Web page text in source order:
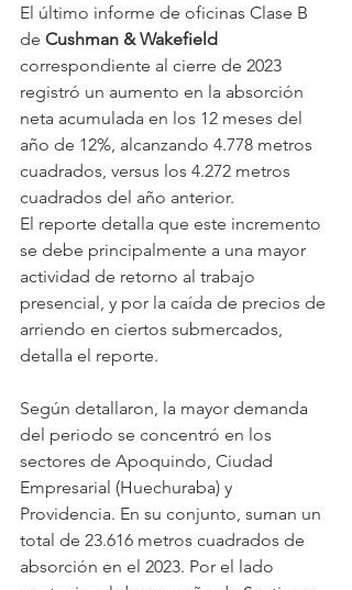
El último informe de oficinas Clase B
de Cushman & Wakefield
correspondiente al cierre de 2023
registró un aumento en la absorción
neta acumulada en los 12 meses del
año de 12%, alcanzando 4.778 metros
cuadrados, versus los 4.272 metros
cuadrados del año anterior.
El reporte detalla que este incremento
se debe principalmente a una mayor
actividad de retorno al trabajo
presencial, y por la caída de precios de
arriendo en ciertos submercados,
detalla el reporte.
Según detallaron, la mayor demanda
del periodo se concentró en los
sectores de Apoquindo, Ciudad
Empresarial (Huechuraba) y
Providencia. En su conjunto, suman un
total de 23.616 metros cuadrados de
absorción en el 2023. Por el lado